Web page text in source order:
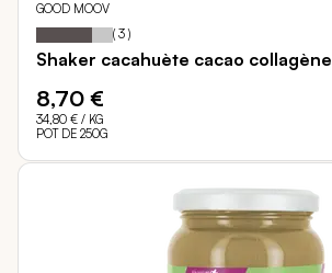
GOOD MOOV
Notation: 73
% of
( 3 )
Shaker cacahuète cacao collagène
8,70 €
34,80 € / KG
POT DE 250G